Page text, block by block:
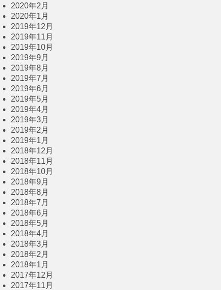
2020年2月
2020年1月
2019年12月
2019年11月
2019年10月
2019年9月
2019年8月
2019年7月
2019年6月
2019年5月
2019年4月
2019年3月
2019年2月
2019年1月
2018年12月
2018年11月
2018年10月
2018年9月
2018年8月
2018年7月
2018年6月
2018年5月
2018年4月
2018年3月
2018年2月
2018年1月
2017年12月
2017年11月